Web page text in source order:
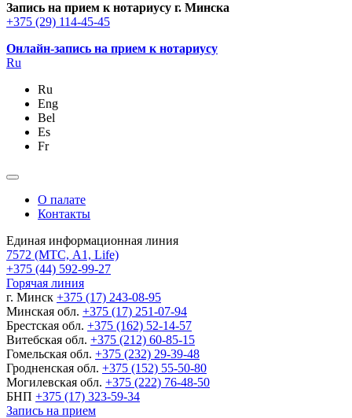
Запись на прием к нотариусу г. Минска
+375 (29) 114-45-45
Онлайн-запись на прием к нотариусу
Ru
Ru
Eng
Bel
Es
Fr
О палате
Контакты
Единая информационная линия
7572 (МТС, A1, Life)
+375 (44) 592-99-27
Горячая линия
г. Минск +375 (17) 243-08-95
Минская обл. +375 (17) 251-07-94
Брестская обл. +375 (162) 52-14-57
Витебская обл. +375 (212) 60-85-15
Гомельская обл. +375 (232) 29-39-48
Гродненская обл. +375 (152) 55-50-80
Могилевская обл. +375 (222) 76-48-50
БНП +375 (17) 323-59-34
Запись на прием